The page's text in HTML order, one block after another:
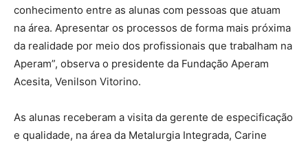
conhecimento entre as alunas com pessoas que atuam
na área. Apresentar os processos de forma mais próxima
da realidade por meio dos profissionais que trabalham na
Aperam”, observa o presidente da Fundação Aperam
Acesita, Venilson Vitorino.
As alunas receberam a visita da gerente de especificação
e qualidade, na área da Metalurgia Integrada, Carine